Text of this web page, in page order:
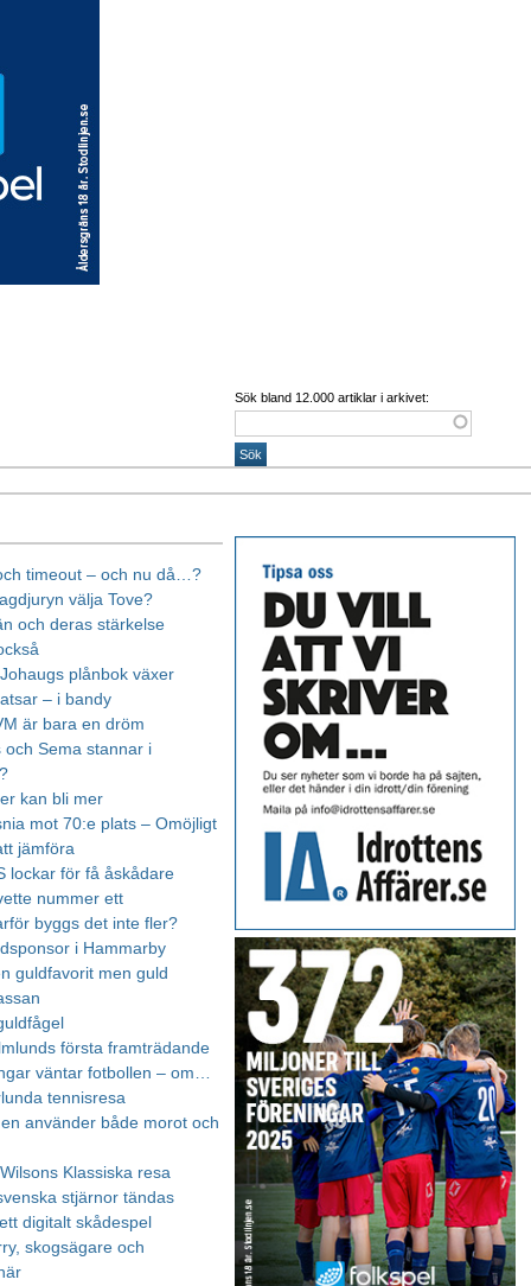
Sök bland 12.000 artiklar i arkivet:
timeout – och nu då…?
välja Tove?
och deras stärkelse
plånbok växer
– i bandy
är bara en dröm
och Sema stannar i
kan bli mer
mot 70:e plats – Omöjligt
jämföra
lockar för få åskådare
nummer ett
byggs det inte fler?
i Hammarby
guldfavorit men guld
första framträdande
väntar fotbollen – om…
tennisresa
använder både morot och
Klassiska resa
stjärnor tändas
digitalt skådespel
skogsägare och